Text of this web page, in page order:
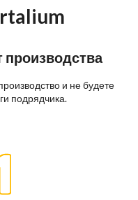
производства
и не будете
подрядчика.